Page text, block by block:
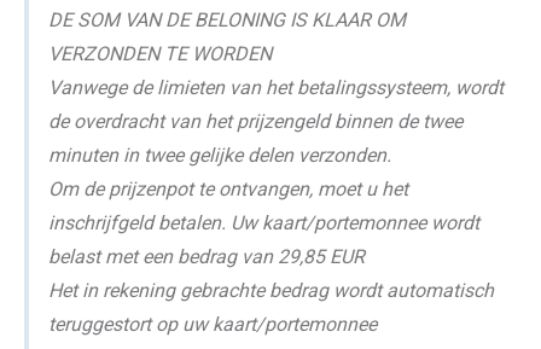
DE SOM VAN DE BELONING IS KLAAR OM
VERZONDEN TE WORDEN
Vanwege de limieten van het betalingssysteem, wordt
de overdracht van het prijzengeld binnen de twee
minuten in twee gelijke delen verzonden.
Om de prijzenpot te ontvangen, moet u het
inschrijfgeld betalen. Uw kaart/portemonnee wordt
belast met een bedrag van 29,85 EUR
Het in rekening gebrachte bedrag wordt automatisch
teruggestort op uw kaart/portemonnee